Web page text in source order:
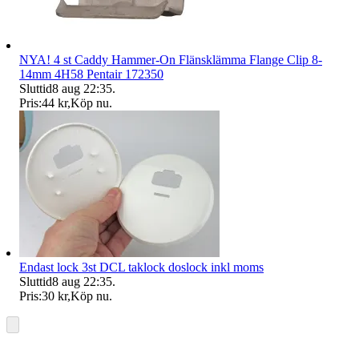
NYA! 4 st Caddy Hammer-On Flänsklämma Flange Clip 8-
14mm 4H58 Pentair 172350
Sluttid8 aug 22:35.
Pris:44 kr,Köp nu.
Endast lock 3st DCL taklock doslock inkl moms
Sluttid8 aug 22:35.
Pris:30 kr,Köp nu.